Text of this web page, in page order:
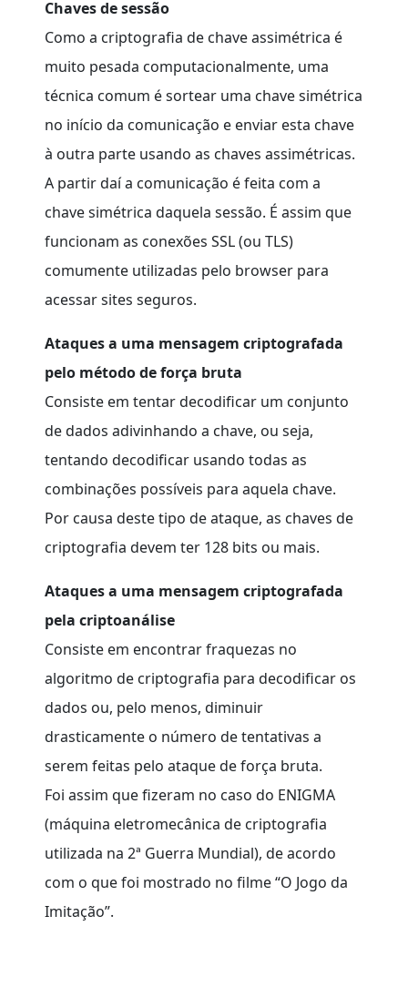
Chaves de sessão
Como a criptografia de chave assimétrica é
muito pesada computacionalmente, uma
técnica comum é sortear uma chave simétrica
no início da comunicação e enviar esta chave
à outra parte usando as chaves assimétricas.
A partir daí a comunicação é feita com a
chave simétrica daquela sessão. É assim que
funcionam as conexões SSL (ou TLS)
comumente utilizadas pelo browser para
acessar sites seguros.
Ataques a uma mensagem criptografada
pelo método de força bruta
Consiste em tentar decodificar um conjunto
de dados adivinhando a chave, ou seja,
tentando decodificar usando todas as
combinações possíveis para aquela chave.
Por causa deste tipo de ataque, as chaves de
criptografia devem ter 128 bits ou mais.
Ataques a uma mensagem criptografada
pela criptoanálise
Consiste em encontrar fraquezas no
algoritmo de criptografia para decodificar os
dados ou, pelo menos, diminuir
drasticamente o número de tentativas a
serem feitas pelo ataque de força bruta.
Foi assim que fizeram no caso do ENIGMA
(máquina eletromecânica de criptografia
utilizada na 2ª Guerra Mundial), de acordo
com o que foi mostrado no filme “O Jogo da
Imitação”.